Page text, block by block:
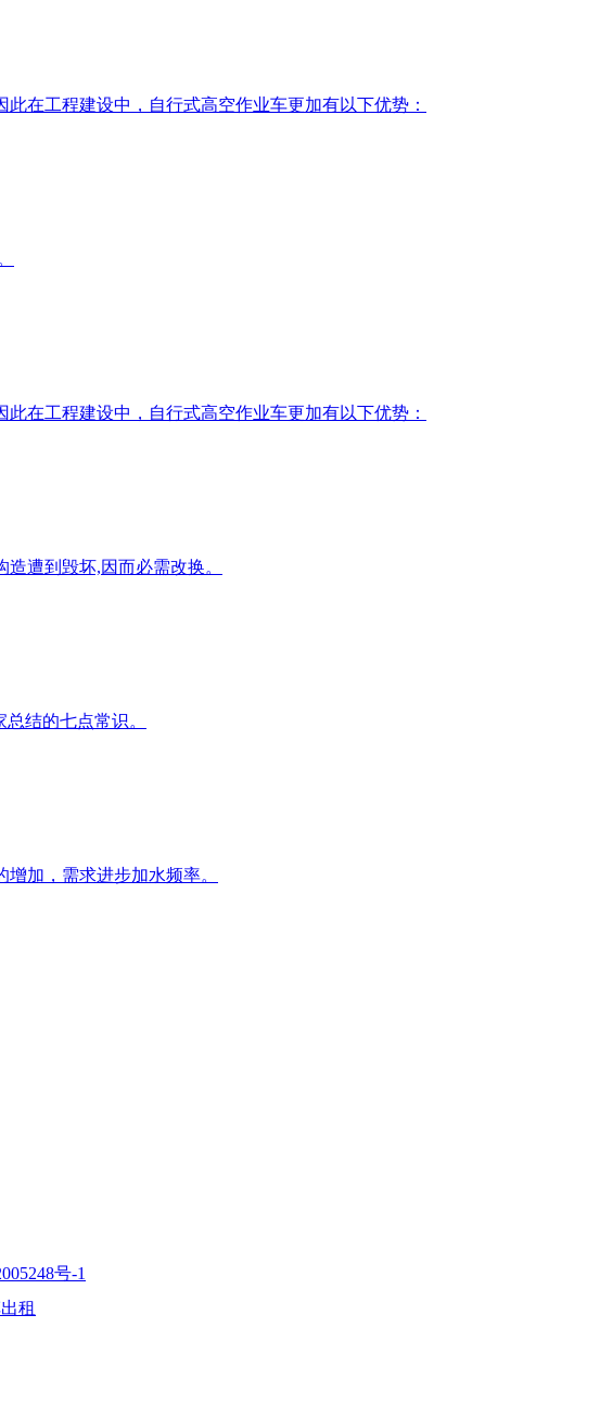
在工程建设中，自行式高空作业车更加有以下优势：
在工程建设中，自行式高空作业车更加有以下优势：
遭到毁坏,因而必需改换。
结的七点常识。
加，需求进步加水频率。
号-1
租